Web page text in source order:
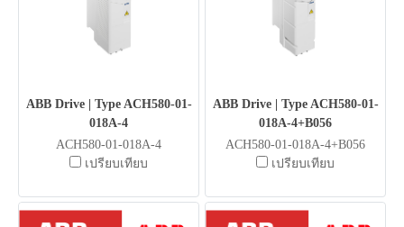
ABB Drive | Type ACH580-01-
018A-4
ACH580-01-018A-4
เปรียบเทียบ
ABB Drive | Type ACH580-01-
018A-4+B056
ACH580-01-018A-4+B056
เปรียบเทียบ